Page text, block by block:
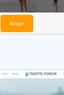
Alege